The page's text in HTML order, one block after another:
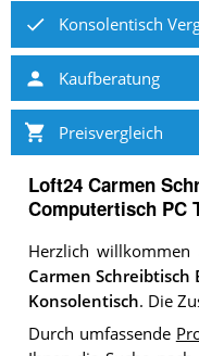
Konsolentisch
Kaufberatung
Preisvergleich
Loft24 Carmen
Computertisch PC
Herzlich
Carmen Schreibtisch
Konsolentisch. Die
Durch umfassende